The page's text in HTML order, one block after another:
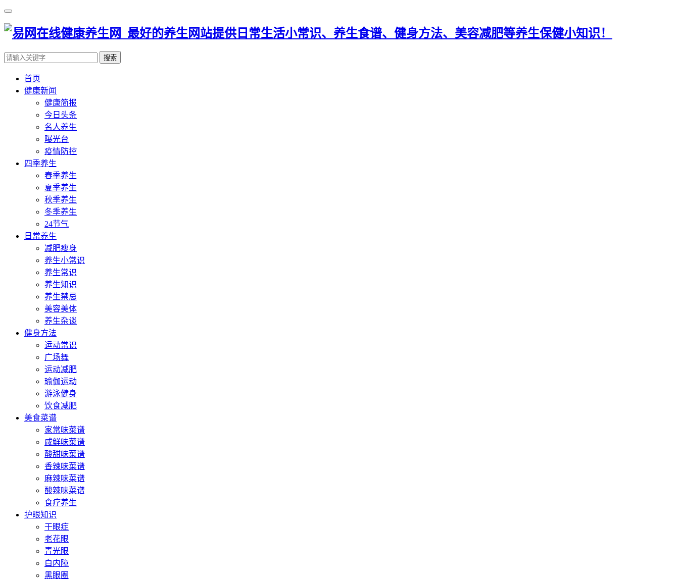
搜索
首页
健康新闻
健康简报
今日头条
名人养生
曝光台
疫情防控
四季养生
春季养生
夏季养生
秋季养生
冬季养生
24节气
日常养生
减肥瘦身
养生小常识
养生常识
养生知识
养生禁忌
美容美体
养生杂谈
健身方法
运动常识
广场舞
运动减肥
瑜伽运动
游泳健身
饮食减肥
美食菜谱
家常味菜谱
咸鲜味菜谱
酸甜味菜谱
香辣味菜谱
麻辣味菜谱
酸辣味菜谱
食疗养生
护眼知识
干眼症
老花眼
青光眼
白内障
黑眼圈